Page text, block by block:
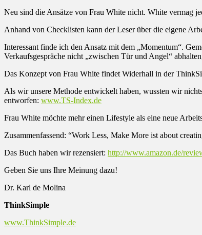
Neu sind die Ansätze von Frau White nicht. White vermag
Anhand von Checklisten kann der Leser über die eigene
Interessant finde ich den Ansatz mit dem „Momentum“.
Verkaufsgespräche nicht „zwischen Tür und Angel“
Das Konzept von Frau White findet Widerhall in der
Als wir unsere Methode entwickelt haben, wussten wir
entworfen: www.TS-Index.de
Frau White möchte mehr einen Lifestyle als eine neue
Zusammenfassend: “Work Less, Make More ist about
Das Buch haben wir rezensiert: http://www.amazon.de/
Geben Sie uns Ihre Meinung dazu!
Dr. Karl de Molina
ThinkSimple
www.ThinkSimple.de